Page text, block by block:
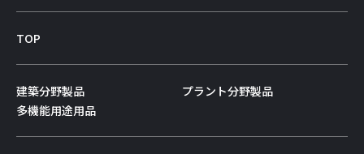
TOP
建築分野製品
プラント分野製品
多機能用途用品